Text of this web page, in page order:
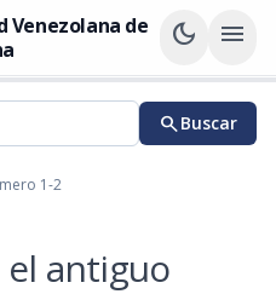
Venezolana de
dark_mode menu
searchBuscar
1-2
antiguo